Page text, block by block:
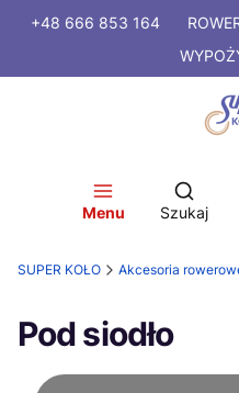
+48 666 853 164
Menu
Otwórz
Szukaj
SUPER KOŁO Akcesoria
Pod siodło